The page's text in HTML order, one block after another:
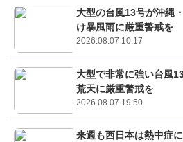
大型の台風13号が沖縄
け暴風雨に厳重警戒を
2026.08.07 10:17
大型で非常に強い台風
荒天に厳重警戒を
2026.08.07 19:50
来週も西日本は熱中症